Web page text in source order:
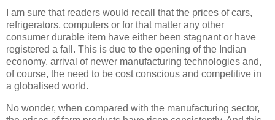
I am sure that readers would recall that the prices of cars,
refrigerators, computers or for that matter any other
consumer durable item have either been stagnant or have
registered a fall. This is due to the opening of the Indian
economy, arrival of newer manufacturing technologies and,
of course, the need to be cost conscious and competitive in
a globalised world.
No wonder, when compared with the manufacturing sector,